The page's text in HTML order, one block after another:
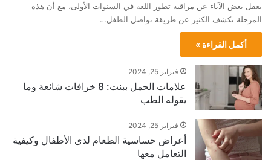
يغفل بعض الآباء عن مراقبة تطور اللغة في السنوات الأولى، مع أن هذه
المرحلة تكشف الكثير عن طريقة تواصل الطفل…
أكمل القراءة »
فبراير 25, 2024
علامات الحمل ببنت: 8 خرافات شائعة وما
يقوله الطب
فبراير 25, 2024
أعراض حساسية الطعام لدى الأطفال وكيفية
التعامل معها